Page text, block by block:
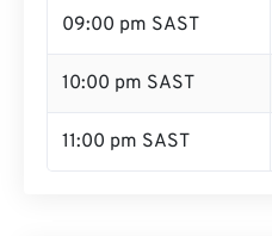
09:00 pm SAST
10:00 pm SAST
11:00 pm SAST